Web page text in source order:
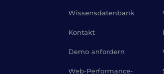
Wissensdatenbank
Kontakt
Demo anfordern
Web-Performance-